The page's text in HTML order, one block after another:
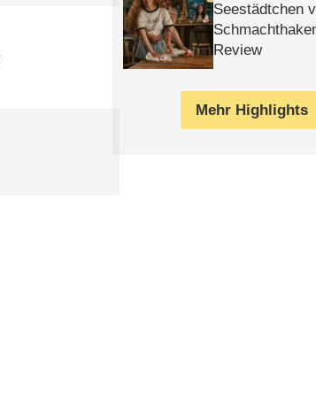
Seestädtchen
Review
Mehr Highlights